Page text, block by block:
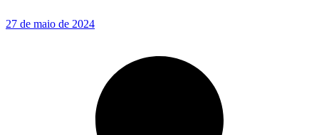
27 de maio de 2024